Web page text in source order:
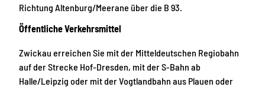
Richtung Altenburg/Meerane über die B 93.
Öffentliche Verkehrsmittel
Zwickau erreichen Sie mit der Mitteldeutschen Regiobahn
auf der Strecke Hof-Dresden, mit der S-Bahn ab
Halle/Leipzig oder mit der Vogtlandbahn aus Plauen oder